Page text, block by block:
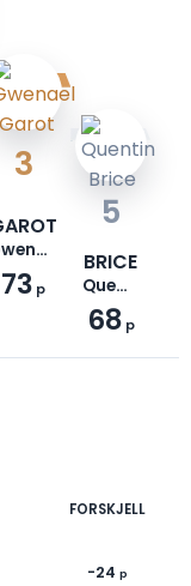
3
Gwenael
73 p
5
BRICE
Quentin
68 p
FORSKJELL
-24 p